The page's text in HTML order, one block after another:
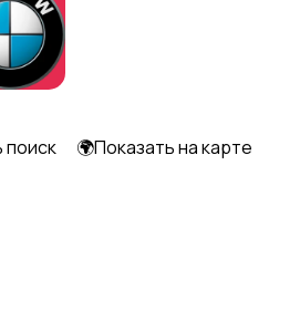
поиск 🌍Показать на карте